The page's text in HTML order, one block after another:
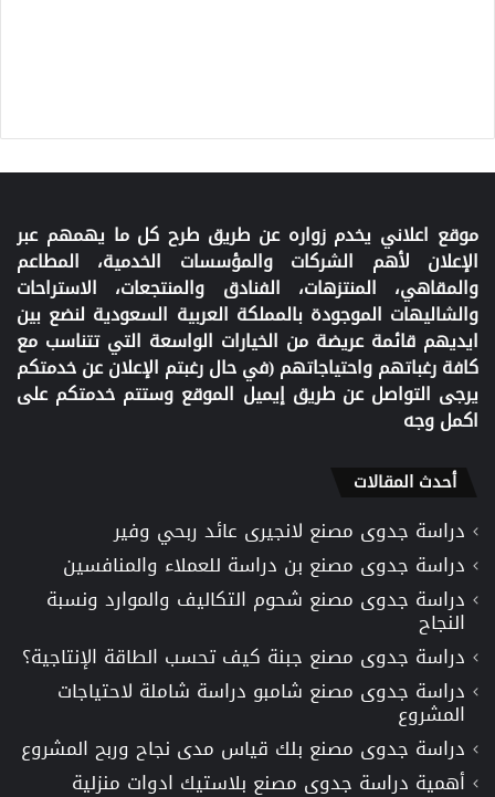
موقع اعلاني يخدم زواره عن طريق طرح كل ما يهمهم عبر
الإعلان لأهم الشركات والمؤسسات الخدمية، المطاعم
والمقاهي، المنتزهات، الفنادق والمنتجعات، الاستراحات
والشاليهات الموجودة بالمملكة العربية السعودية لنضع بين
ايديهم قائمة عريضة من الخيارات الواسعة التي تتناسب مع
كافة رغباتهم واحتياجاتهم (في حال رغبتم الإعلان عن خدمتكم
يرجى التواصل عن طريق إيميل الموقع وستتم خدمتكم على
اكمل وجه
أحدث المقالات
دراسة جدوى مصنع لانجيرى عائد ربحي وفير
دراسة جدوى مصنع بن دراسة للعملاء والمنافسين
دراسة جدوى مصنع شحوم التكاليف والموارد ونسبة
النجاح
دراسة جدوى مصنع جبنة كيف تحسب الطاقة الإنتاجية؟
دراسة جدوى مصنع شامبو دراسة شاملة لاحتياجات
المشروع
دراسة جدوى مصنع بلك قياس مدى نجاح وربح المشروع
أهمية دراسة جدوى مصنع بلاستيك ادوات منزلية